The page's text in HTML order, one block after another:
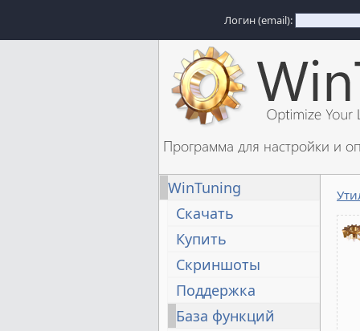
Логин (email):
Программа для настройки и
WinTuning
Скачать
Купить
Скриншоты
Поддержка
База функций